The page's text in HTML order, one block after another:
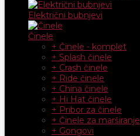
Električni bubnjevi
Činele
+ Činele - komplet
+ Splash činele
+ Crash činele
+ Ride činele
+ China činele
+ Hi Hat činele
+ Pribor za činele
+ Činele za marširanje
+ Gongovi